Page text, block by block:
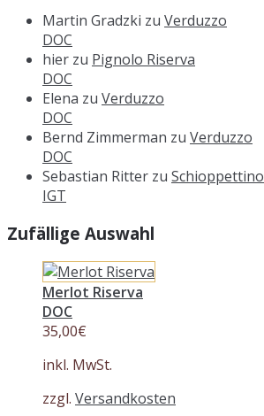
Martin Gradzki zu Verduzzo
DOC
hier zu Pignolo Riserva
DOC
Elena zu Verduzzo
DOC
Bernd Zimmerman zu Verduzzo
DOC
Sebastian Ritter zu Schioppettino
IGT
Zufällige Auswahl
Merlot Riserva
DOC
35,00€
inkl. MwSt.
zzgl. Versandkosten